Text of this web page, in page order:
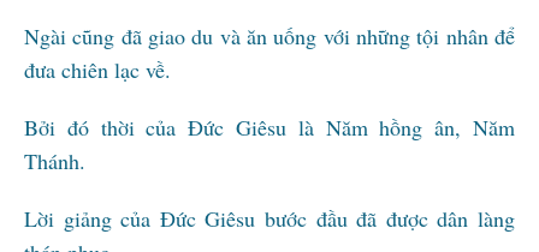
Ngài cũng đã giao du và ăn uống với những tội nhân để
đưa chiên lạc về.
Bởi đó thời của Đức Giêsu là Năm hồng ân, Năm
Thánh.
Lời giảng của Đức Giêsu bước đầu đã được dân làng